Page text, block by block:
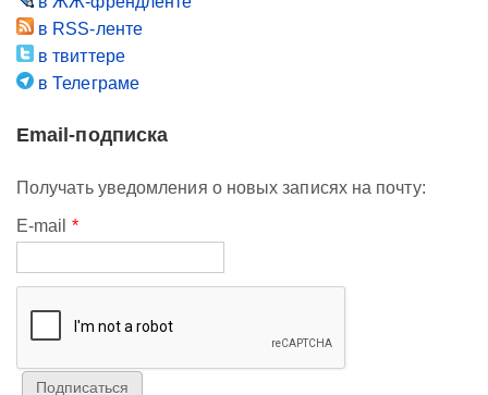
в RSS-ленте
в твиттере
в Телеграме
Email-подписка
Получать уведомления о новых записях на почту:
E-mail *